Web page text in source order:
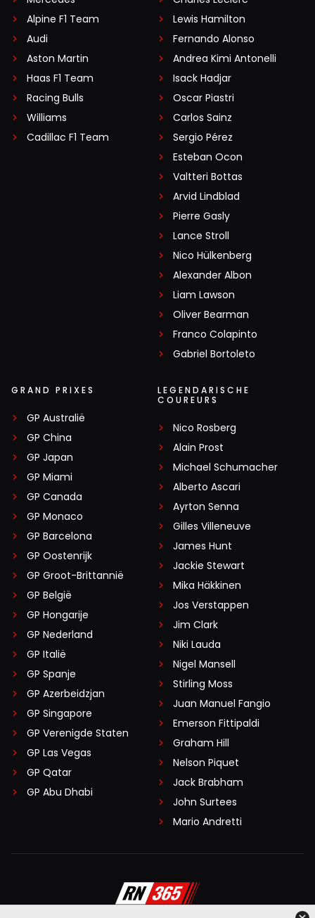
Alpine F1 Team
Audi
Aston Martin
Haas F1 Team
Racing Bulls
Williams
Cadillac F1 Team
Lewis Hamilton
Fernando Alonso
Andrea Kimi Antonelli
Isack Hadjar
Oscar Piastri
Carlos Sainz
Sergio Pérez
Esteban Ocon
Valtteri Bottas
Arvid Lindblad
Pierre Gasly
Lance Stroll
Nico Hülkenberg
Alexander Albon
Liam Lawson
Oliver Bearman
Franco Colapinto
Gabriel Bortoleto
GRAND PRIXES
GP Australië
GP China
GP Japan
GP Miami
GP Canada
GP Monaco
GP Barcelona
GP Oostenrijk
GP Groot-Brittannië
GP België
GP Hongarije
GP Nederland
GP Italië
GP Spanje
GP Azerbeidzjan
GP Singapore
GP Verenigde Staten
GP Las Vegas
GP Qatar
GP Abu Dhabi
LEGENDARISCHE
COUREURS
Nico Rosberg
Alain Prost
Michael Schumacher
Alberto Ascari
Ayrton Senna
Gilles Villeneuve
James Hunt
Jackie Stewart
Mika Häkkinen
Jos Verstappen
Jim Clark
Niki Lauda
Nigel Mansell
Stirling Moss
Juan Manuel Fangio
Emerson Fittipaldi
Graham Hill
Nelson Piquet
Jack Brabham
John Surtees
Mario Andretti